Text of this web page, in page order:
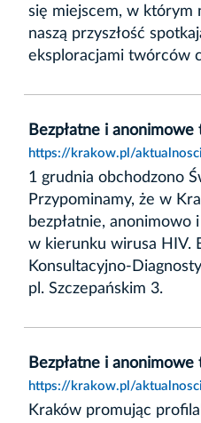
się miejscem, w którym
naszą przyszłość
eksploracjami twórców
Bezpłatne i
https://krakow.pl/
1 grudnia obchodzono
Przypominamy, że w
bezpłatnie, anonimowo
w kierunku wirusa HIV.
Konsultacyjno-
pl. Szczepańskim 3.
Bezpłatne i
https://krakow.pl/
Kraków promując